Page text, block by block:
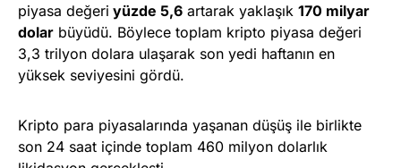
piyasa değeri yüzde 5,6 artarak yaklaşık 170 milyar
dolar büyüdü. Böylece toplam kripto piyasa değeri
3,3 trilyon dolara ulaşarak son yedi haftanın en
yüksek seviyesini gördü.
Kripto para piyasalarında yaşanan düşüş ile birlikte
son 24 saat içinde toplam 460 milyon dolarlık